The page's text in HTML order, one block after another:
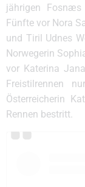
jährigen
Fünfte vor Nora
und Tiril Udnes
Norwegerin
vor Katerina
Freistilrennen
Österreicherin
Rennen bestritt.